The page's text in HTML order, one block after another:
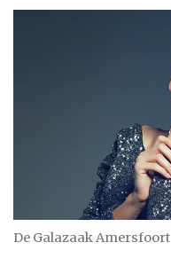
De Galazaak Amersfoort